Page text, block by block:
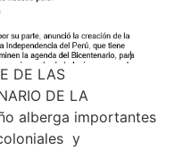
DE LAS
DE LA
alberga importantes
y